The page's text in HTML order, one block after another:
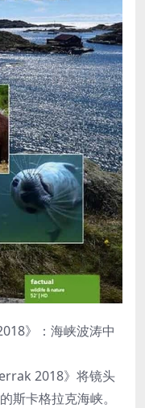
》：海峡波涛中
2018》将镜头
斯卡格拉克海峡。